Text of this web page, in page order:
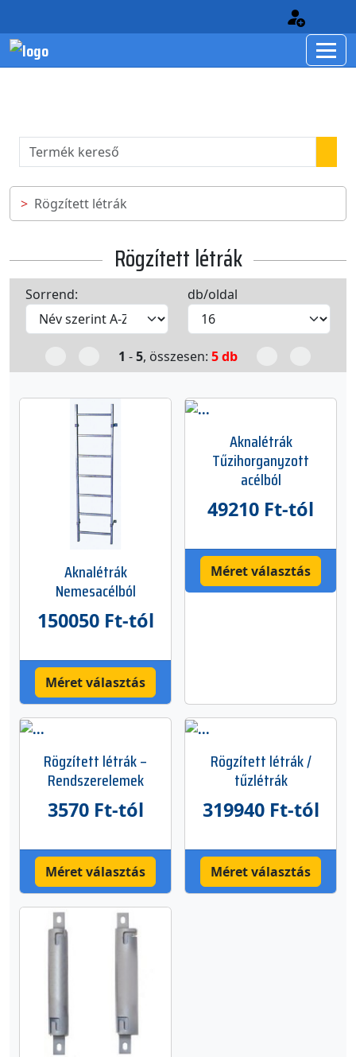
Rögzített létrák
Rögzített létrák
Sorrend: db/oldal
1 -5, összesen: 5 db
Aknalétrák
Nemesacélból
150050 Ft-tól
Méret választás
Aknalétrák
Tűzihorganyzott
acélból
49210 Ft-tól
Méret választás
Rögzített létrák –
Rendszerelemek
3570 Ft-tól
Méret választás
Rögzített létrák /
tűzlétrák
319940 Ft-tól
Méret választás